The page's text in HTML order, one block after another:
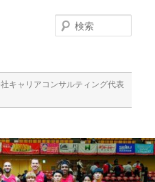
キャリアコンサルティング代表
索